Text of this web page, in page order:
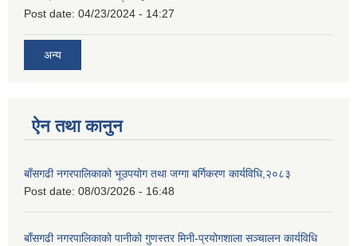
Post date: 04/23/2024 - 14:27
अन्य
ऐन तथा कानुन
बाँसगढी नगरपालिकाको भूउपयोग तथा जग्गा बर्गिकरण कार्यविधि,२०८३
Post date: 08/03/2026 - 16:48
बाँसगढी नगरपालिकाको पानीको गुणस्तर मिनी-प्रयोगशाला सञ्चालन कार्यविधि